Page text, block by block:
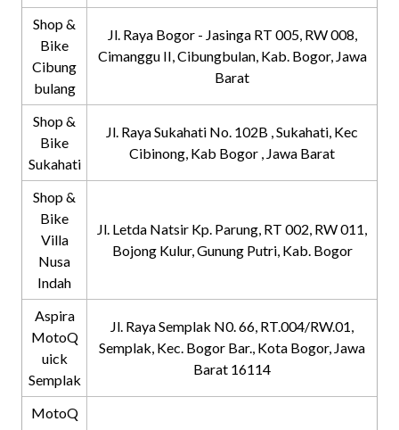
Shop &
Bike
Cibung
bulang
Jl. Raya Bogor - Jasinga RT 005, RW 008,
Cimanggu II, Cibungbulan, Kab. Bogor, Jawa
Barat
Shop &
Bike
Sukahati
Jl. Raya Sukahati No. 102B , Sukahati, Kec
Cibinong, Kab Bogor , Jawa Barat
Shop &
Bike
Villa
Nusa
Indah
Jl. Letda Natsir Kp. Parung, RT 002, RW 011,
Bojong Kulur, Gunung Putri, Kab. Bogor
Aspira
MotoQ
uick
Semplak
Jl. Raya Semplak N0. 66, RT.004/RW.01,
Semplak, Kec. Bogor Bar., Kota Bogor, Jawa
Barat 16114
MotoQ